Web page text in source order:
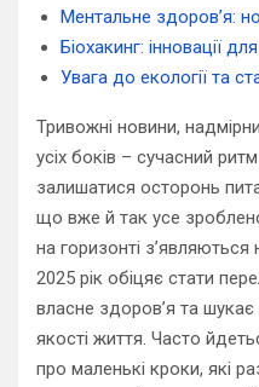
Ментальне здоров’я:
Біохакинг: інновації
Увага до екології та
Тривожні новини,
усіх боків – сучасний
залишатися осторонь
що вже й так усе
на горизонті з’являються
2025 рік обіцяє стати
власне здоров’я та
якості життя. Часто
про маленькі кроки, які